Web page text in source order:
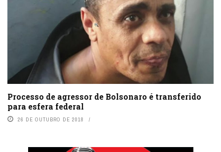
Processo de agressor de Bolsonaro é transferido
para esfera federal
26 DE OUTUBRO DE 2018